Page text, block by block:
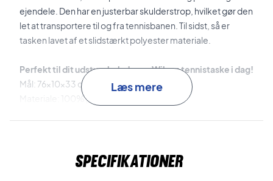
ejendele. Den har en justerbar skulderstrop, hvilket gør den
let at transportere til og fra tennisbanen. Til sidst, så er
tasken lavet af et slidstærkt polyester materiale.
Perfekt til dit udstyr- køb denne Wilson tennistaske i dag!
Mål: 76x10x33 cm
Materiale: 100% polyester
Læs mere
Specifikationer